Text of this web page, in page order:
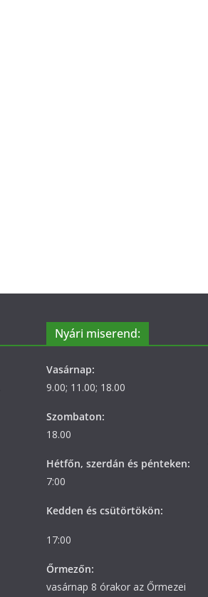
Nyári miserend:
Vasárnap:
9.00; 11.00; 18.00
Szombaton:
18.00
Hétfőn, szerdán és pénteken:
7:00
Kedden és csütörtökön:
17:00
Őrmezőn:
vasárnap 8 órakor az Őrmezei